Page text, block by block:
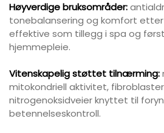
Høyverdige bruksområder:
tonebalansering og komfort
effektive som tillegg i spa og
hjemmepleie.
Vitenskapelig støttet tilnærming:
mitokondriell aktivitet,
nitrogenoksidveier knyttet til
betennelseskontroll.